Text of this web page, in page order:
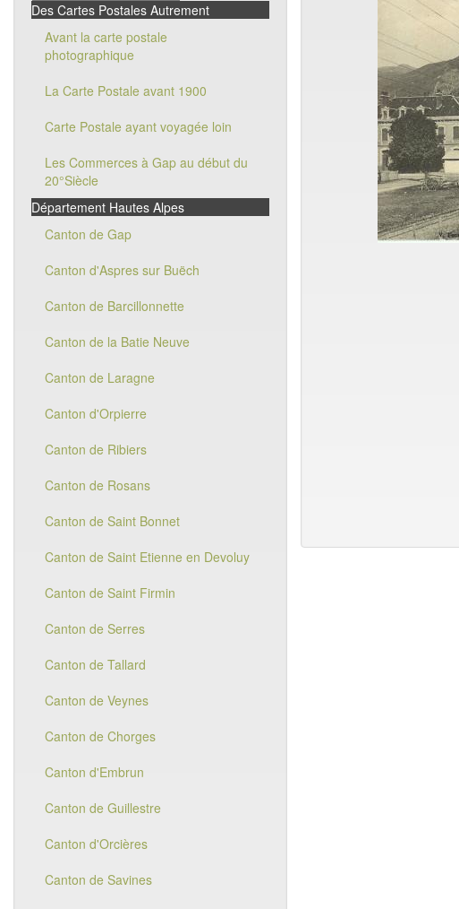
Des Cartes Postales Autrement
Avant la carte postale
photographique
La Carte Postale avant 1900
Carte Postale ayant voyagée loin
Les Commerces à Gap au début du
20°Siècle
Département Hautes Alpes
Canton de Gap
Canton d'Aspres sur Buëch
Canton de Barcillonnette
Canton de la Batie Neuve
Canton de Laragne
Canton d'Orpierre
Canton de Ribiers
Canton de Rosans
Canton de Saint Bonnet
Canton de Saint Etienne en Devoluy
Canton de Saint Firmin
Canton de Serres
Canton de Tallard
Canton de Veynes
Canton de Chorges
Canton d'Embrun
Canton de Guillestre
Canton d'Orcières
Canton de Savines